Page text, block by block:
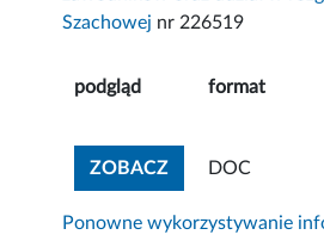
Szachowej nr 226519
podgląd format
ZOBACZZOBACZ
DOC
Ponowne wykorzystywanie